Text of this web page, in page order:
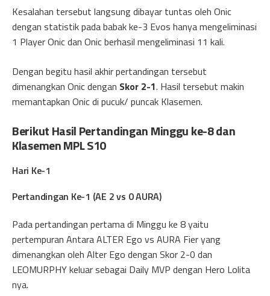
Kesalahan tersebut langsung dibayar tuntas oleh Onic
dengan statistik pada babak ke-3 Evos hanya mengeliminasi
1 Player Onic dan Onic berhasil mengeliminasi 11 kali.
Dengan begitu hasil akhir pertandingan tersebut
dimenangkan Onic dengan Skor 2-1. Hasil tersebut makin
memantapkan Onic di pucuk/ puncak Klasemen.
Berikut Hasil Pertandingan Minggu ke-8 dan
Klasemen MPL S10
Hari Ke-1
Pertandingan Ke-1 (AE 2 vs 0 AURA)
Pada pertandingan pertama di Minggu ke 8 yaitu
pertempuran Antara ALTER Ego vs AURA Fier yang
dimenangkan oleh Alter Ego dengan Skor 2-0 dan
LEOMURPHY keluar sebagai Daily MVP dengan Hero Lolita
nya.